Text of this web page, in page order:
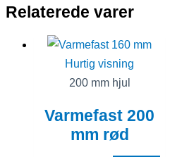
Relaterede varer
Hurtig visning
200 mm hjul
Varmefast 200
mm rød